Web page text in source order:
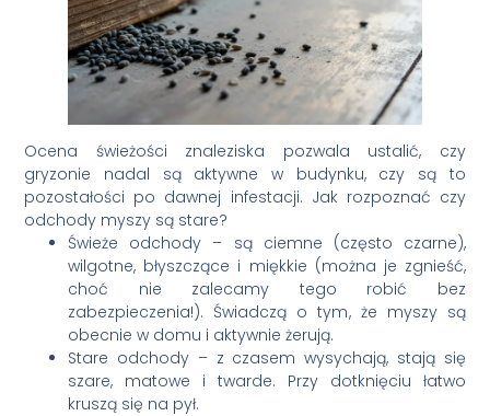
Ocena świeżości znaleziska pozwala ustalić, czy
gryzonie nadal są aktywne w budynku, czy są to
pozostałości po dawnej infestacji. Jak rozpoznać czy
odchody myszy są stare?
Świeże odchody – są ciemne (często czarne),
wilgotne, błyszczące i miękkie (można je zgnieść,
choć nie zalecamy tego robić bez
zabezpieczenia!). Świadczą o tym, że myszy są
obecnie w domu i aktywnie żerują.
Stare odchody – z czasem wysychają, stają się
szare, matowe i twarde. Przy dotknięciu łatwo
kruszą się na pył.